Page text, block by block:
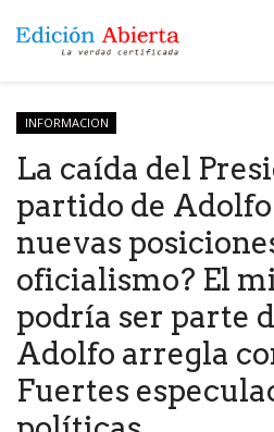
INFORMACION
La caída del
partido de
nuevas
oficialismo? El
podría ser parte
Adolfo arregla
Fuertes